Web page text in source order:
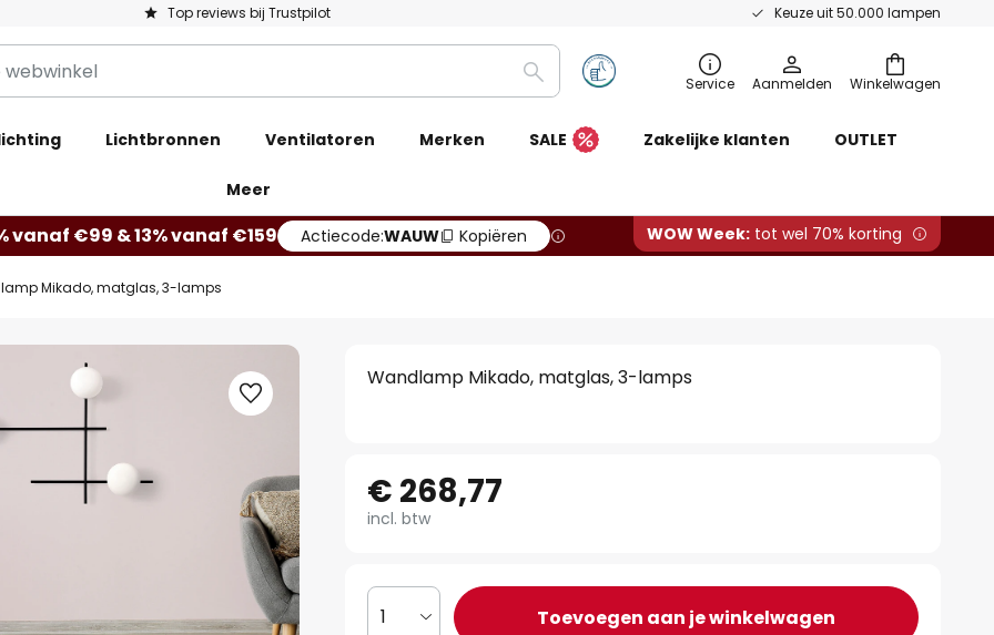
Top reviews bij Trustpilot Keuze uit 50.000 lampen
Winkelwagen
Zoeken Service Aanmelden
Lichtbronnen Ventilatoren Merken SALE Zakelijke klanten OUTLET
Meer
vanaf €99 & 13% vanaf €159 Actiecode:WAUW Kopiëren WOW Week: tot wel 70% korting
Mikado, matglas, 3-lamps
Wandlamp Mikado, matglas, 3-lamps
€ 268,77
incl. btw
1 Toevoegen aan je winkelwagen